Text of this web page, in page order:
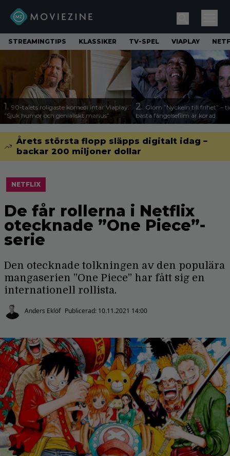
STREAMINGTIPS KLASSIKER TV-SPEL VIAPLAY
1. 90-talets roligaste komedi intar Viaplay:
”Sjuk humor och genialiskt manus”
2. Glöm ”Nyckeln till frihet” –
bästa fängelsefilm är korad
Årets största flopp släpps digitalt idag –
backar 200 miljoner dollar
NETFLIX
De får rollerna i Netflix
otecknade ”One Piece”-
serie
Den otecknade tolkningen av den populära
mangaserien ”One Piece” har fått sig en
internationell rollista.
Anders Eklöf Publicerad: 10.11.2021 14:00